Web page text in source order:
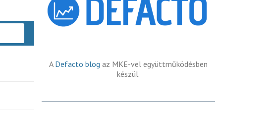
A Defacto blog az MKE-vel együttműködésben
készül.